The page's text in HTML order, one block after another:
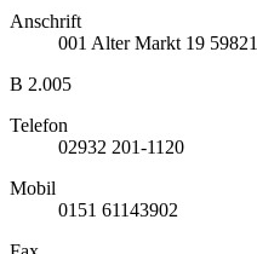
Anschrift
001 Alter Markt 19 59821
B 2.005
Telefon
02932 201-1120
Mobil
0151 61143902